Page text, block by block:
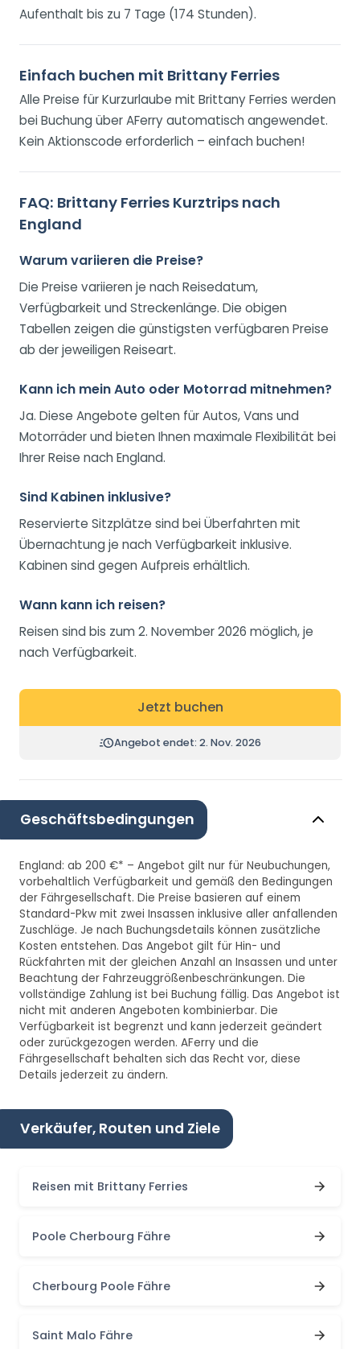
Aufenthalt bis zu 7 Tage (174 Stunden).
Einfach buchen mit Brittany Ferries
Alle Preise für Kurzurlaube mit Brittany Ferries werden
bei Buchung über AFerry automatisch angewendet.
Kein Aktionscode erforderlich – einfach buchen!
FAQ: Brittany Ferries Kurztrips nach
England
Warum variieren die Preise?
Die Preise variieren je nach Reisedatum,
Verfügbarkeit und Streckenlänge. Die obigen
Tabellen zeigen die günstigsten verfügbaren Preise
ab der jeweiligen Reiseart.
Kann ich mein Auto oder Motorrad mitnehmen?
Ja. Diese Angebote gelten für Autos, Vans und
Motorräder und bieten Ihnen maximale Flexibilität bei
Ihrer Reise nach England.
Sind Kabinen inklusive?
Reservierte Sitzplätze sind bei Überfahrten mit
Übernachtung je nach Verfügbarkeit inklusive.
Kabinen sind gegen Aufpreis erhältlich.
Wann kann ich reisen?
Reisen sind bis zum 2. November 2026 möglich, je
nach Verfügbarkeit.
Jetzt buchen
Angebot endet: 2. Nov. 2026
Geschäftsbedingungen
England: ab 200 €* – Angebot gilt nur für Neubuchungen,
vorbehaltlich Verfügbarkeit und gemäß den Bedingungen
der Fährgesellschaft. Die Preise basieren auf einem
Standard-Pkw mit zwei Insassen inklusive aller anfallenden
Zuschläge. Je nach Buchungsdetails können zusätzliche
Kosten entstehen. Das Angebot gilt für Hin- und
Rückfahrten mit der gleichen Anzahl an Insassen und unter
Beachtung der Fahrzeuggrößenbeschränkungen. Die
vollständige Zahlung ist bei Buchung fällig. Das Angebot ist
nicht mit anderen Angeboten kombinierbar. Die
Verfügbarkeit ist begrenzt und kann jederzeit geändert
oder zurückgezogen werden. AFerry und die
Fährgesellschaft behalten sich das Recht vor, diese
Details jederzeit zu ändern.
Verkäufer, Routen und Ziele
Reisen mit Brittany Ferries
Poole Cherbourg Fähre
Cherbourg Poole Fähre
Saint Malo Fähre